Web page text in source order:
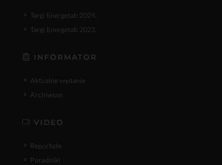
Targi Energetab 2024.
Targi Energetab 2023.
INFORMATOR
Aktualne wydanie
Archiwum
VIDEO
Reportaże
Poradniki